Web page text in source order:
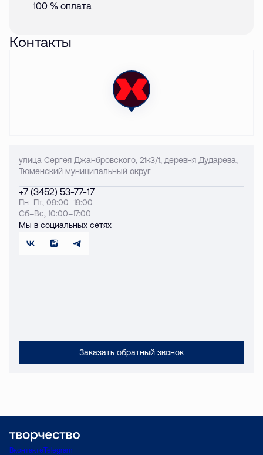
100 % оплата
Контакты
улица Сергея Джанбровского, 21к3/1, деревня Дударева,
Тюменский муниципальный округ
+7 (3452) 53-77-17
Пн–Пт, 09:00–19:00
Сб–Вс, 10:00–17:00
Мы в социальных сетях
Заказать обратный звонок
ВконтактеTelegram